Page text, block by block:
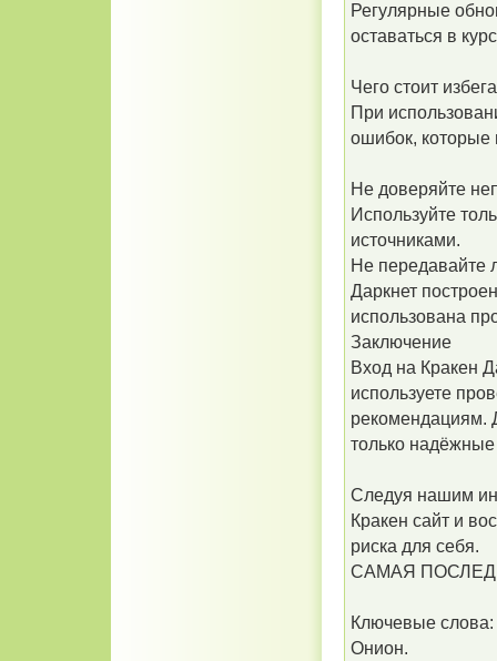
Регулярные
оставаться в
Чего стоит
При
ошибок, которые
Не доверяйте
Используйте
источниками.
Не передавайте
Даркнет
использована
Заключение
Вход на Кракен
используете
рекомендациям.
только
Следуя нашим
Кракен сайт и
риска для себя.
САМАЯ
Ключевые слова:
Онион.